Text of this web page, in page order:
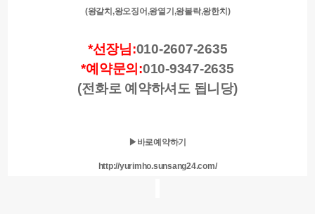
(왕갈치,왕오징어,왕열기,왕볼락,왕한치)
*선장님:010-2607-2635
*예약문의:010-9347-2635
(전화로 예약하셔도 됩니당)
▶바로예약하기
http://yurimho.sunsang24.com/